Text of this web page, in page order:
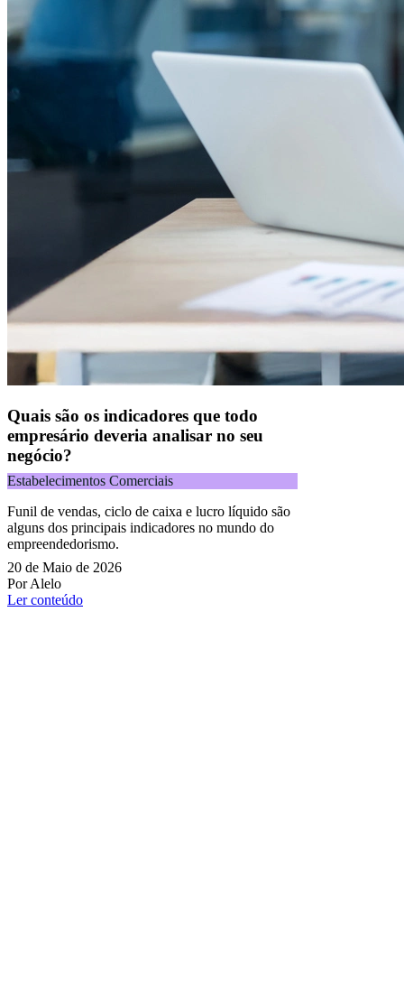
Quais são os indicadores que todo
empresário deveria analisar no seu
negócio?
Estabelecimentos Comerciais
Funil de vendas, ciclo de caixa e lucro líquido são
alguns dos principais indicadores no mundo do
empreendedorismo.
20 de Maio de 2026
Por Alelo
Ler conteúdo